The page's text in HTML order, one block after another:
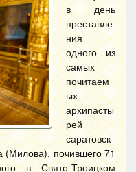
в день
преставле
ния
одного из
самых
почитаем
ых
архипасты
рей
саратовск
почившего 71
в Свято-Троицком